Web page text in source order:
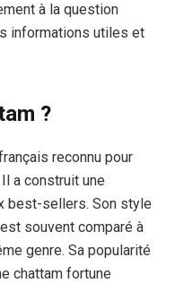
à la question
informations utiles et
?
reconnu pour
a construit une
best-sellers. Son style
souvent comparé à
genre. Sa popularité
chattam fortune